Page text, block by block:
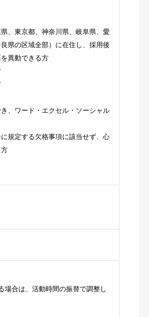
、東京都、神奈川県、岐阜県、愛
県の区域全部）に在住し、採用後
異動できる方
、ワード・エクセル・ソーシャル
規定する欠格事項に該当せず、心
合は、活動時間の振替で調整し